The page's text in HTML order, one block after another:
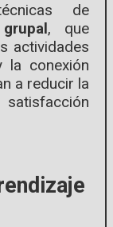
de
, que
actividades
la conexión
a reducir la